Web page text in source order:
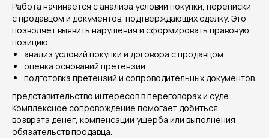
Работа начинается с анализа условий покупки, переписки
с продавцом и документов, подтверждающих сделку. Это
позволяет выявить нарушения и сформировать правовую
позицию.
анализ условий покупки и договора с продавцом
оценка оснований претензии
подготовка претензий и сопроводительных документов
представительство интересов в переговорах и суде
Комплексное сопровождение помогает добиться
возврата денег, компенсации ущерба или выполнения
обязательств продавца.